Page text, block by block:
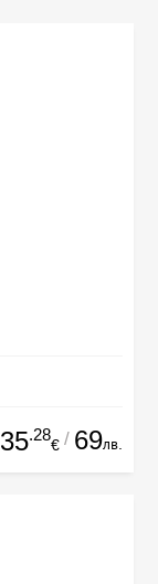
35.28
€ / 69лв.